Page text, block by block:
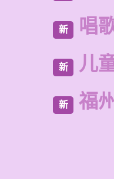
新 唱
新 儿
新 福